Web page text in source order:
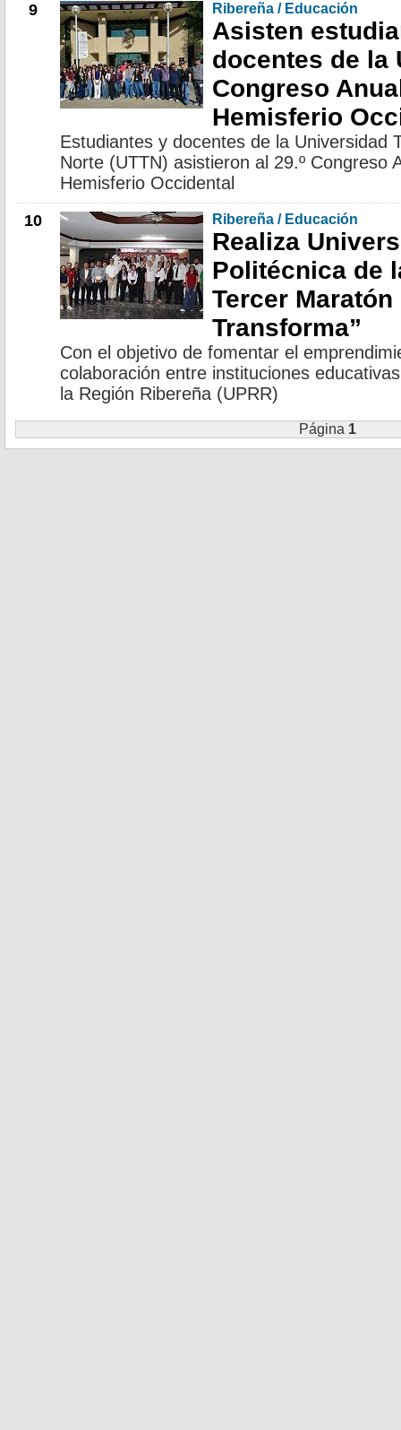
9 Ribereña / Educación
Asisten
docentes de la
Congreso
Hemisferio
Estudiantes y docentes de la Universidad
Norte (UTTN) asistieron al 29.º Congreso
Hemisferio Occidental
10 Ribereña / Educación
Realiza
Politécnica de
Tercer
Transforma”
Con el objetivo de fomentar el
colaboración entre instituciones
la Región Ribereña (UPRR)
Página 1